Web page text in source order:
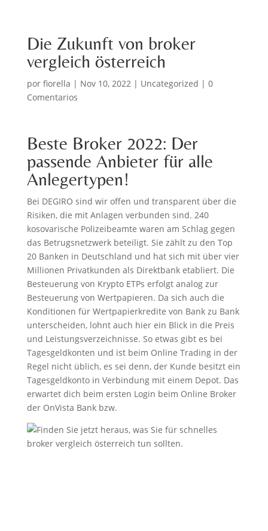
Die Zukunft von broker
vergleich österreich
por fiorella | Nov 10, 2022| Uncategorized | 0
Comentarios
Beste Broker 2022: Der
passende Anbieter für alle
Anlegertypen!
Bei DEGIRO sind wir offen und transparent über die
Risiken, die mit Anlagen verbunden sind. 240
kosovarische Polizeibeamte waren am Schlag gegen
das Betrugsnetzwerk beteiligt. Sie zählt zu den Top
20 Banken in Deutschland und hat sich mit über vier
Millionen Privatkunden als Direktbank etabliert. Die
Besteuerung von Krypto ETPs erfolgt analog zur
Besteuerung von Wertpapieren. Da sich auch die
Konditionen für Wertpapierkredite von Bank zu Bank
unterscheiden, lohnt auch hier ein Blick in die Preis
und Leistungsverzeichnisse. So etwas gibt es bei
Tagesgeldkonten und ist beim Online Trading in der
Regel nicht üblich, es sei denn, der Kunde besitzt ein
Tagesgeldkonto in Verbindung mit einem Depot. Das
erwartet dich beim ersten Login beim Online Broker
der OnVista Bank bzw.